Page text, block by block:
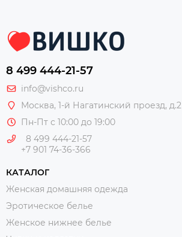
8 499 444-21-57
info@vishco.ru
Москва, 1-й Нагатинский проезд, д.2
Пн-Пт с 10:00 до 19:00
8 499 444-21-57
+7 901 74-36-366
КАТАЛОГ
Женская домашняя одежда
Эротическое белье
Женское нижнее белье